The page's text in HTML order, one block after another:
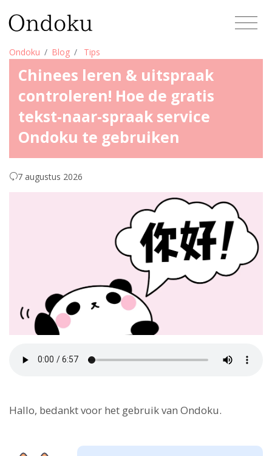
Ondoku Blog Tips
Chinees leren & uitspraak
controleren! Hoe de gratis
tekst-naar-spraak service
Ondoku te gebruiken
7 augustus 2026
Hallo, bedankt voor het gebruik van Ondoku.